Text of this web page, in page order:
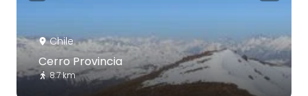
Chile
Cerro Provincia
8.7 km